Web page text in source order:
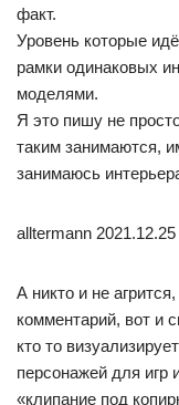
факт.
Уровень которые
рамки одинаковых
моделями.
Я это пишу не
таким занимаются,
занимаюсь
alltermann
А никто и не
комментарий, вот и
кто то
персонажей для игр
«клипание под